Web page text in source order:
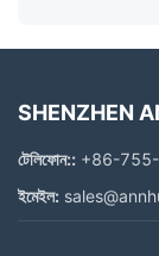
SHENZHEN
টেলিফোন:: +86-
ইমেইল: